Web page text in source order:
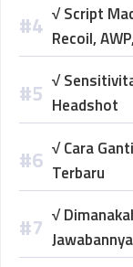
√ Script
Recoil,
√
Headshot
√ Cara
Terbaru
√
Jawabannya